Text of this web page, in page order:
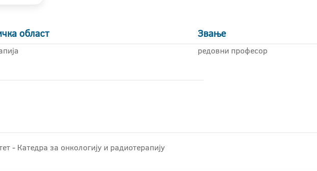
област Звање
редовни професор
- Катедра за онкологију и радиотерапију